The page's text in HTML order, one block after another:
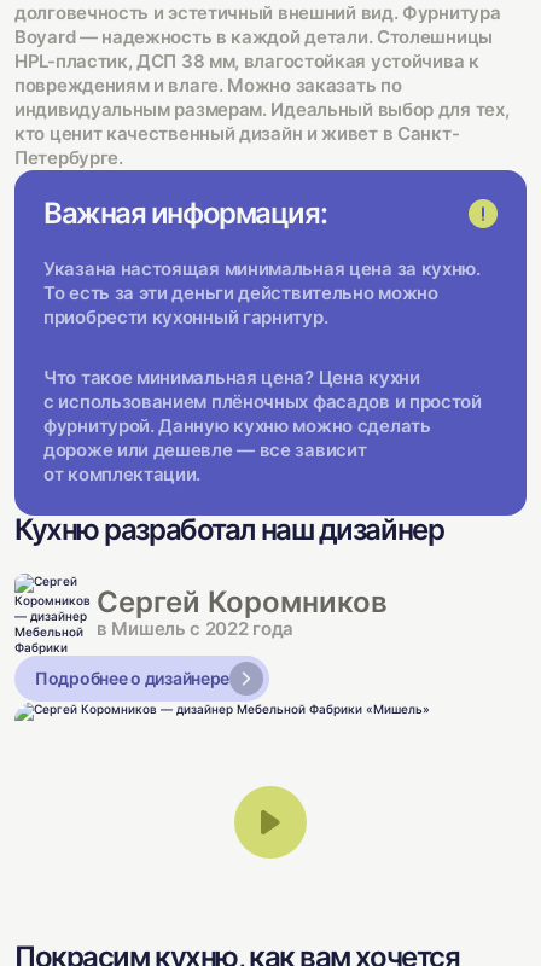
долговечность и эстетичный внешний вид. Фурнитура
Boyard — надежность в каждой детали. Столешницы
HPL-пластик, ДСП 38 мм, влагостойкая устойчива к
повреждениям и влаге. Можно заказать по
индивидуальным размерам. Идеальный выбор для тех,
кто ценит качественный дизайн и живет в Санкт-
Петербурге.
Важная информация:
Указана настоящая минимальная цена за кухню.
То есть за эти деньги действительно можно
приобрести кухонный гарнитур.
Что такое минимальная цена? Цена кухни
с использованием плёночных фасадов и простой
фурнитурой. Данную кухню можно сделать
дороже или дешевле — все зависит
от комплектации.
Кухню разработал наш дизайнер
Сергей Коромников
в Мишель с 2022 года
Подробнее о дизайнере
Покрасим кухню, как вам хочется